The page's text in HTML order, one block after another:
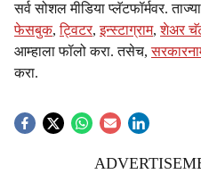
सर्व सोशल मीडिया प्लॅटफॉर्मवर.
फेसबुक,ट्विटर,इन्स्टाग्राम,शेअर
आम्हाला फॉलो करा. तसेच,
करा.